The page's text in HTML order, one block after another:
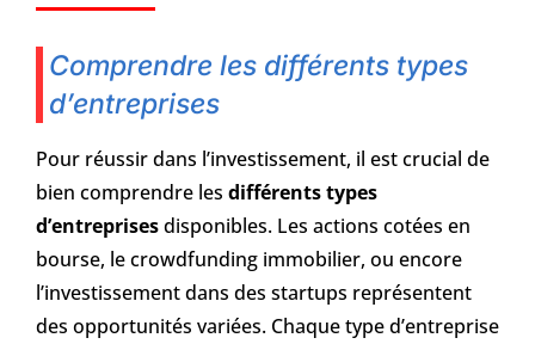
Comprendre les différents types
d’entreprises
Pour réussir dans l’investissement, il est crucial de
bien comprendre les différents types
d’entreprisesdisponibles. Les actions cotées en
bourse, le crowdfunding immobilier, ou encore
l’investissement dans des startups représentent
des opportunités variées. Chaque type d’entreprise